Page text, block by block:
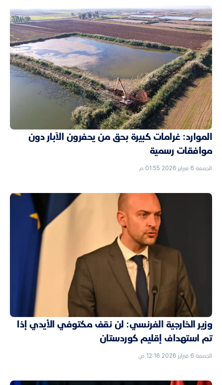
الموارد: غرامات كبيرة بحق من يحفرون الآبار دون
موافقات رسمية
الجمعة 6 فبراير 2026 01:55 م
وزير الخارجية الفرنسي: لن نقف مكتوفي الأيدي إذا
تم استهداف إقليم كوردستان
الجمعة 6 فبراير 2026 12:16 ص